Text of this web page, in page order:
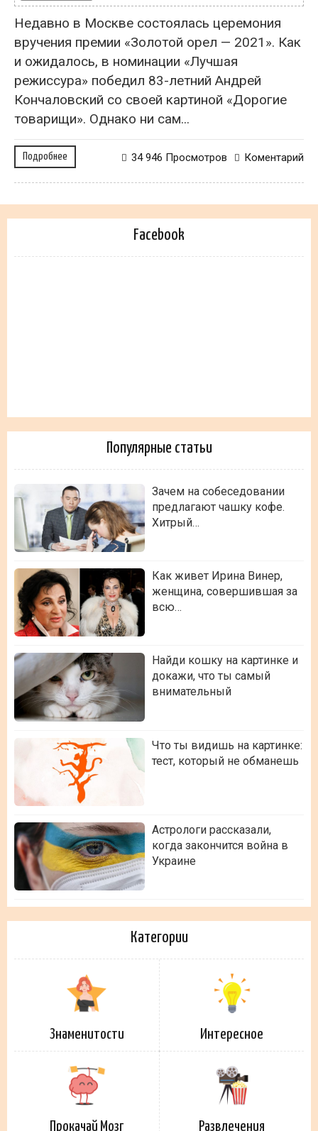
Недавно в Москве состоялась церемония
вручения премии «Золотой орел — 2021». Как
и ожидалось, в номинации «Лучшая
режиссура» победил 83-летний Андрей
Кончаловский со своей картиной «Дорогие
товарищи». Однако ни сам...
Подробнее Коментарий
34 946 Просмотров
Facebook
Популярные статьи
Зачем на собеседовании
предлагают чашку кофе.
Хитрый…
Как живет Ирина Винер,
женщина, совершившая за
всю…
Найди кошку на картинке и
докажи, что ты самый
внимательный
Что ты видишь на картинке:
тест, который не обманешь
Астрологи рассказали,
когда закончится война в
Украине
Категории
Знаменитости Интересное
Прокачай Мозг Развлечения